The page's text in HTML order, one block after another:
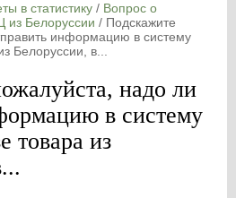
в статистику / Вопрос о
из Белоруссии / Подскажите
информацию в систему
Белоруссии, в...
надо ли
в систему
товара из